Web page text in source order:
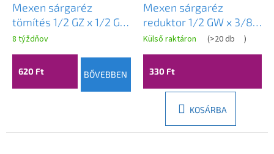
Mexen sárgaréz
tömítés 1/2 GZ x 1/2 GZ
x 1/2 GZ - W97411-
121212
8 týždňov
620 Ft BŐVEBBEN
Mexen sárgaréz
reduktor 1/2 GW x 3/8
GZ - W97419-1238
Külső raktáron (>20 db )
330 Ft
KOSÁRBA